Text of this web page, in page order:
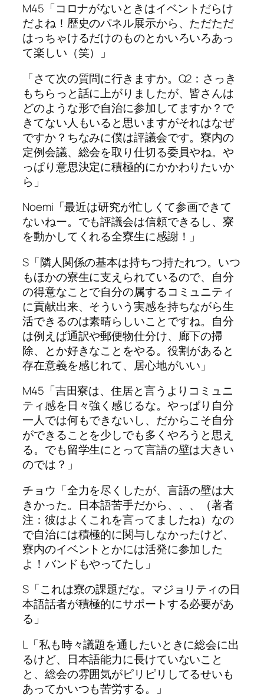
M45「コロナがないときはイベントだらけ
だよね！歴史のパネル展示から、ただただ
はっちゃけるだけのものとかいろいろあっ
て楽しい（笑）」
「さて次の質問に行きますか。Q2：さっき
もちらっと話に上がりましたが、皆さんは
どのような形で自治に参加してますか？で
きてない人もいると思いますがそれはなぜ
ですか？ちなみに僕は評議会です。寮内の
定例会議、総会を取り仕切る委員やね。や
っぱり意思決定に積極的にかかわりたいか
ら」
Noemi「最近は研究が忙しくて参画できて
ないねー。でも評議会は信頼できるし、寮
を動かしてくれる全寮生に感謝！」
S「隣人関係の基本は持ちつ持たれつ。いつ
もほかの寮生に支えられているので、自分
の得意なことで自分の属するコミュニティ
に貢献出来、そういう実感を持ちながら生
活できるのは素晴らしいことですね。自分
は例えば通訳や郵便物仕分け、廊下の掃
除、とか好きなことをやる。役割があると
存在意義を感じれて、居心地がいい」
M45「吉田寮は、住居と言うよりコミュニ
ティ感を日々強く感じるな。やっぱり自分
一人では何もできないし、だからこそ自分
ができることを少しでも多くやろうと思え
る。でも留学生にとって言語の壁は大きい
のでは？」
チョウ「全力を尽くしたが、言語の壁は大
きかった。日本語苦手だから、、、（著者
注：彼はよくこれを言ってましたね）なの
で自治には積極的に関与しなかったけど、
寮内のイベントとかには活発に参加した
よ！バンドもやってたし」
S「これは寮の課題だな。マジョリティの日
本語話者が積極的にサポートする必要があ
る」
L「私も時々議題を通したいときに総会に出
るけど、日本語能力に長けていないこと
と、総会の雰囲気がピリピリしてるせいも
あってかいつも苦労する。」